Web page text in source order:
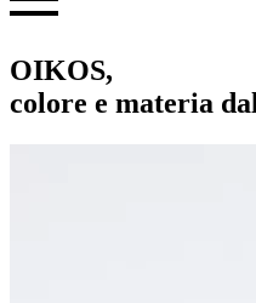
OIKOS,
colore e materia